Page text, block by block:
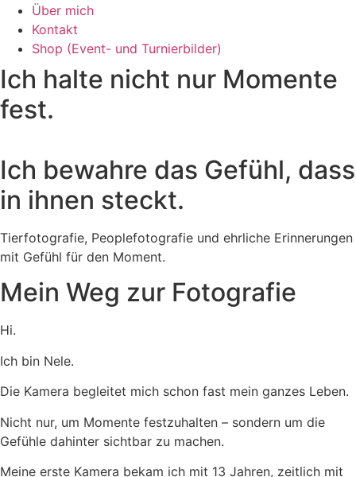
Über mich
Kontakt
Shop (Event- und Turnierbilder)
Ich halte nicht nur Momente
fest.
Ich bewahre das Gefühl, dass
in ihnen steckt.
Tierfotografie, Peoplefotografie und ehrliche Erinnerungen
mit Gefühl für den Moment.
Mein Weg zur Fotografie
Hi.
Ich bin Nele.
Die Kamera begleitet mich schon fast mein ganzes Leben.
Nicht nur, um Momente festzuhalten – sondern um die
Gefühle dahinter sichtbar zu machen.
Meine erste Kamera bekam ich mit 13 Jahren, zeitlich mit